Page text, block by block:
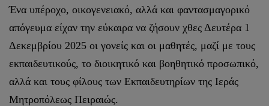
Ένα υπέροχο, οικογενειακό, αλλά και φαντασμαγορικό
απόγευμα είχαν την εύκαιρα να ζήσουν χθες Δευτέρα 1
Δεκεμβρίου 2025 οι γονείς και οι μαθητές, μαζί με τους
εκπαιδευτικούς, το διοικητικό και βοηθητικό προσωπικό,
αλλά και τους φίλους των Εκπαιδευτηρίων της Ιεράς
Μητροπόλεως Πειραιώς.